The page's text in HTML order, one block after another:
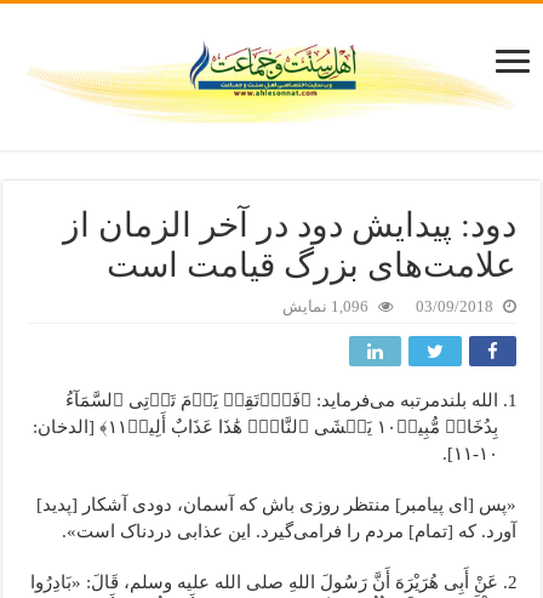
دود: پیدایش دود در آخر الزمان از
علامت‌های بزرگ قیامت است
03/09/2018 1,096 نمایش
الله بلندمرتبه می‌فرماید: ﴿فَٱرۡتَقِبۡ یَوۡمَ تَأۡتِی ٱلسَّمَآءُ
بِدُخَانٖ مُّبِینٖ١٠ یَغۡشَى ٱلنَّاسَۖ هَٰذَا عَذَابٌ أَلِیمٞ١١﴾ [الدخان:
۱۰-۱۱].
«پس [ای پیامبر] منتظر روزی باش که آسمان، دودی آشکار [پدید]
آورد. که [تمام] مردم را فرامی‌گیرد. این عذابی دردناک است».
عَنْ أَبِی هُرَیْرَهَ أَنَّ رَسُولَ اللهِ صلی الله علیه وسلم، قَالَ: «بَادِرُوا